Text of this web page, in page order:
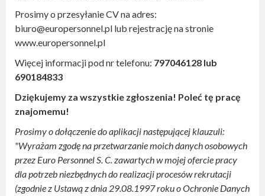
Prosimy o przesyłanie CV na adres:
biuro@europersonnel.pl lub rejestrację na stronie
www.europersonnel.pl
Więcej informacji pod nr telefonu: 797046128 lub
690184833
Dziękujemy za wszystkie zgłoszenia! Poleć tę pracę
znajomemu!
Prosimy o dołączenie do aplikacji następującej klauzuli:
"Wyrażam zgodę na przetwarzanie moich danych osobowych
przez Euro Personnel S. C. zawartych w mojej ofercie pracy
dla potrzeb niezbędnych do realizacji procesów rekrutacji
(zgodnie z Ustawą z dnia 29.08.1997 roku o Ochronie Danych